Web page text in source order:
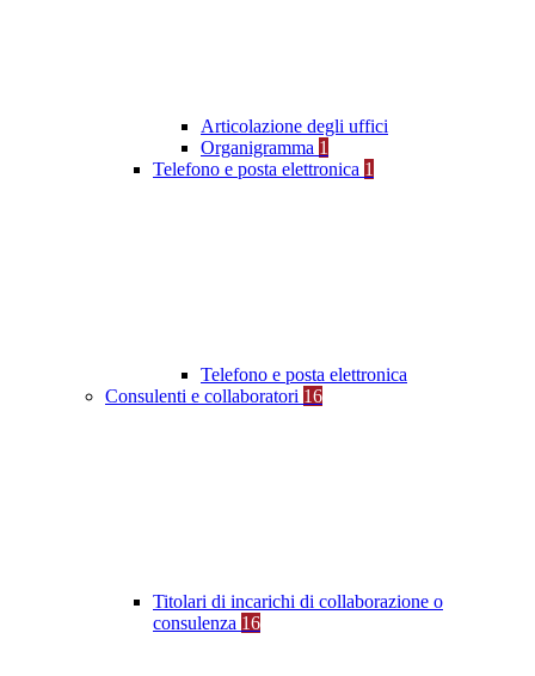
Articolazione degli uffici
Organigramma 1
Telefono e posta elettronica 1
Telefono e posta elettronica
Consulenti e collaboratori 16
Titolari di incarichi di collaborazione o
consulenza 16